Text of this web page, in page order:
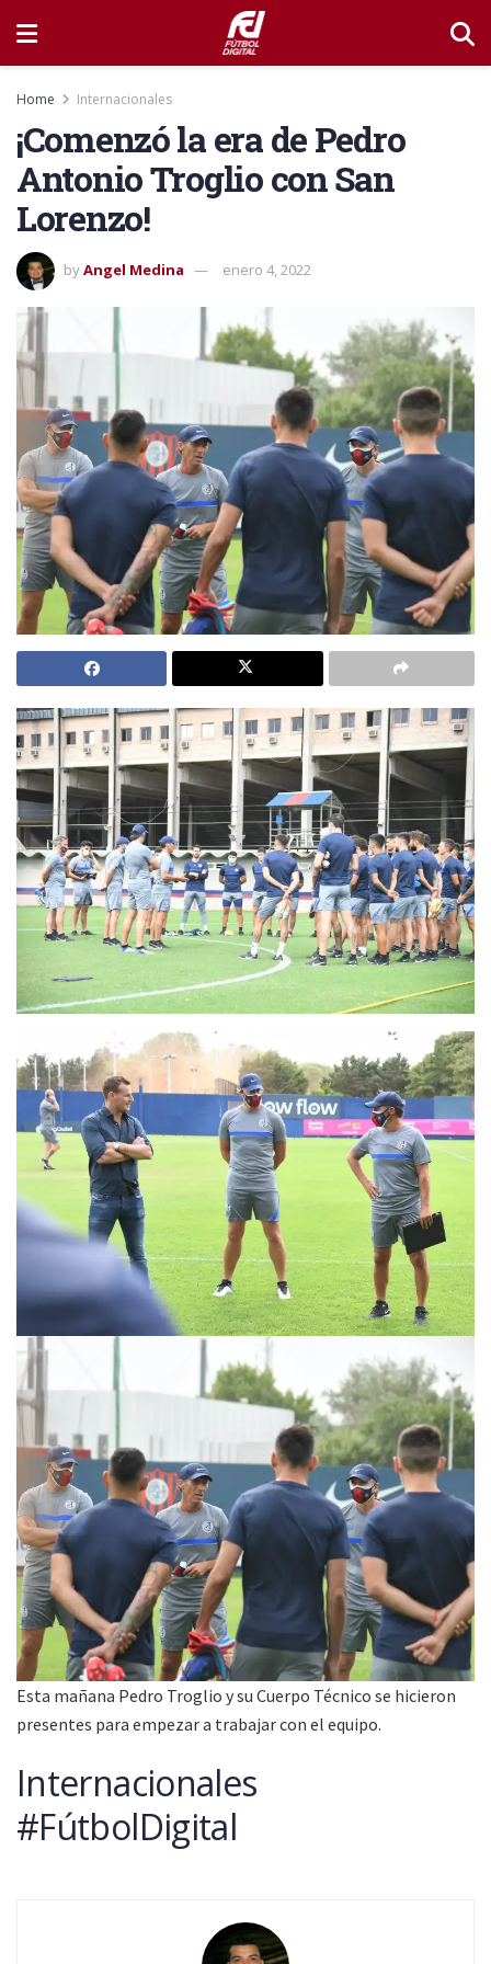
Home Internacionales
¡Comenzó la era de Pedro
Antonio Troglio con San
Lorenzo!
byAngel Medina enero 4, 2022
Esta mañana Pedro Troglio y su Cuerpo Técnico se hicieron
presentes para empezar a trabajar con el equipo.
Internacionales
#FútbolDigital